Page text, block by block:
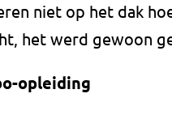
niet op het dak
het werd gewoon
opleiding